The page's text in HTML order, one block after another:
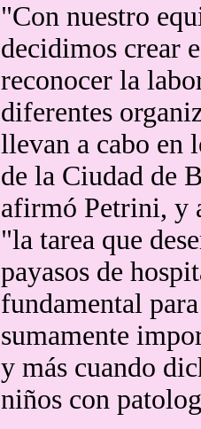
"Con nuestro
decidimos crear
reconocer la
diferentes
llevan a cabo en
de la Ciudad de
afirmó Petrini, y
"la tarea que
payasos de
fundamental
sumamente
y más cuando
niños con